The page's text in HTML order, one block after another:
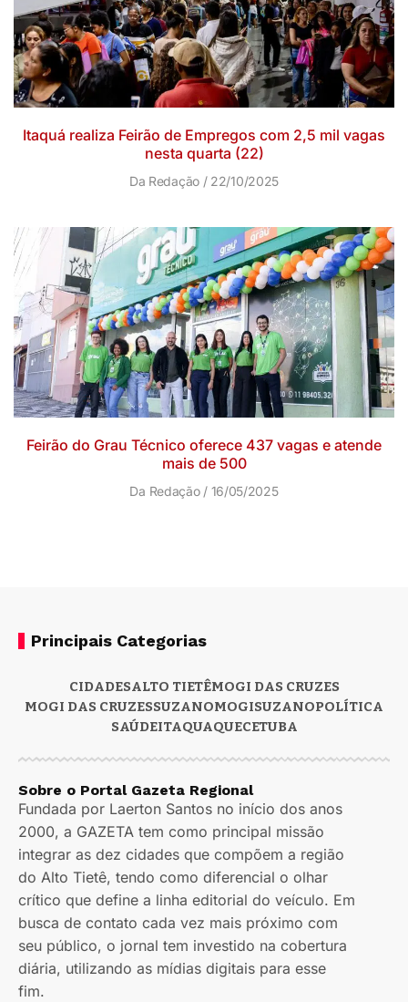
Itaquá realiza Feirão de Empregos com 2,5 mil vagas
nesta quarta (22)
Da Redação 22/10/2025
Feirão do Grau Técnico oferece 437 vagas e atende
mais de 500
Da Redação 16/05/2025
Principais Categorias
CIDADESALTO TIETÊMOGI DAS CRUZES
MOGI DAS CRUZESSUZANOMOGISUZANOPOLÍTICA
SAÚDEITAQUAQUECETUBA
Sobre o Portal Gazeta Regional
Fundada por Laerton Santos no início dos anos
2000, a GAZETA tem como principal missão
integrar as dez cidades que compõem a região
do Alto Tietê, tendo como diferencial o olhar
crítico que define a linha editorial do veículo. Em
busca de contato cada vez mais próximo com
seu público, o jornal tem investido na cobertura
diária, utilizando as mídias digitais para esse
fim.